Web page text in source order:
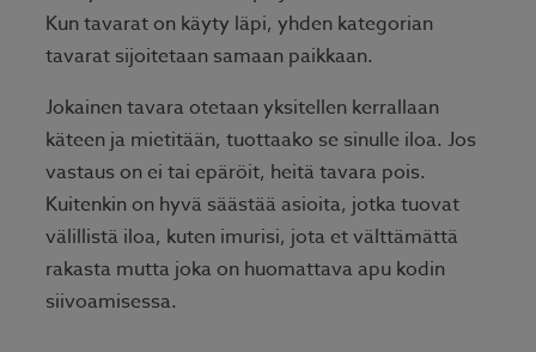
Kun tavarat on käyty läpi, yhden kategorian
tavarat sijoitetaan samaan paikkaan.
Jokainen tavara otetaan yksitellen kerrallaan
käteen ja mietitään, tuottaako se sinulle iloa. Jos
vastaus on ei tai epäröit, heitä tavara pois.
Kuitenkin on hyvä säästää asioita, jotka tuovat
välillistä iloa, kuten imurisi, jota et välttämättä
rakasta mutta joka on huomattava apu kodin
siivoamisessa.